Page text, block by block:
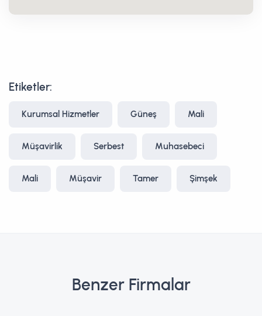
Etiketler:
Kurumsal Hizmetler Güneş Mali
Müşavirlik Serbest Muhasebeci
Mali Müşavir Tamer Şimşek
Benzer Firmalar